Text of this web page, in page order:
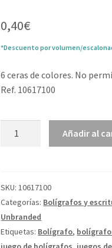
0,40€
*Descuento por volumen/
6 ceras de colores. No
Ref. 10617100
de
cera
"Ayo"
cantidad
Añadir al
SKU:10617100
Categorías: Bolígrafos y
Unbranded
Etiquetas: Bolígrafo,